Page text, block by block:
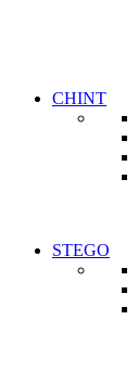
CHINT
STEGO